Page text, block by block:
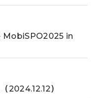
MobiSPO2025 in
2024.12.12）